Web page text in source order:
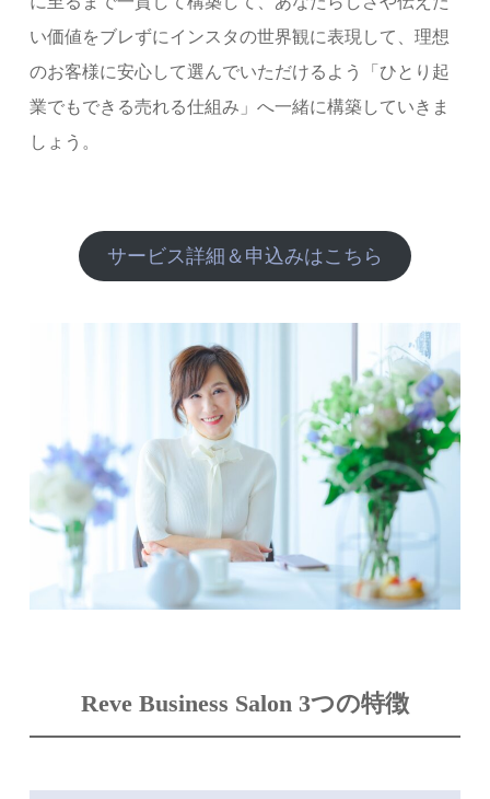
い価値をブレずにインスタの世界観に表現して、理想
のお客様に安心して選んでいただけるよう「ひとり起
業でもできる売れる仕組み」へ一緒に構築していきま
しょう。
サービス詳細＆申込みはこちら
Reve Business Salon 3つの特徴